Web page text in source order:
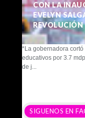
CON LA
EVELYN
*La gobernadora
educativos por 3.7
de j...
SIGUENOS EN